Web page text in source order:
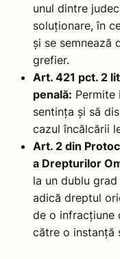
unul dintre
soluționare, în
și se semnează
grefier.
Art. 421 pct. 2
penală: Permite
sentința și să
cazul încălcării
Art. 2 din
a Drepturilor
la un dublu
adică dreptul
de o infracțiune
către o instanță